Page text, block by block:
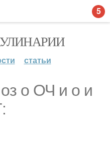
статьи
о ОЧ и о и
5